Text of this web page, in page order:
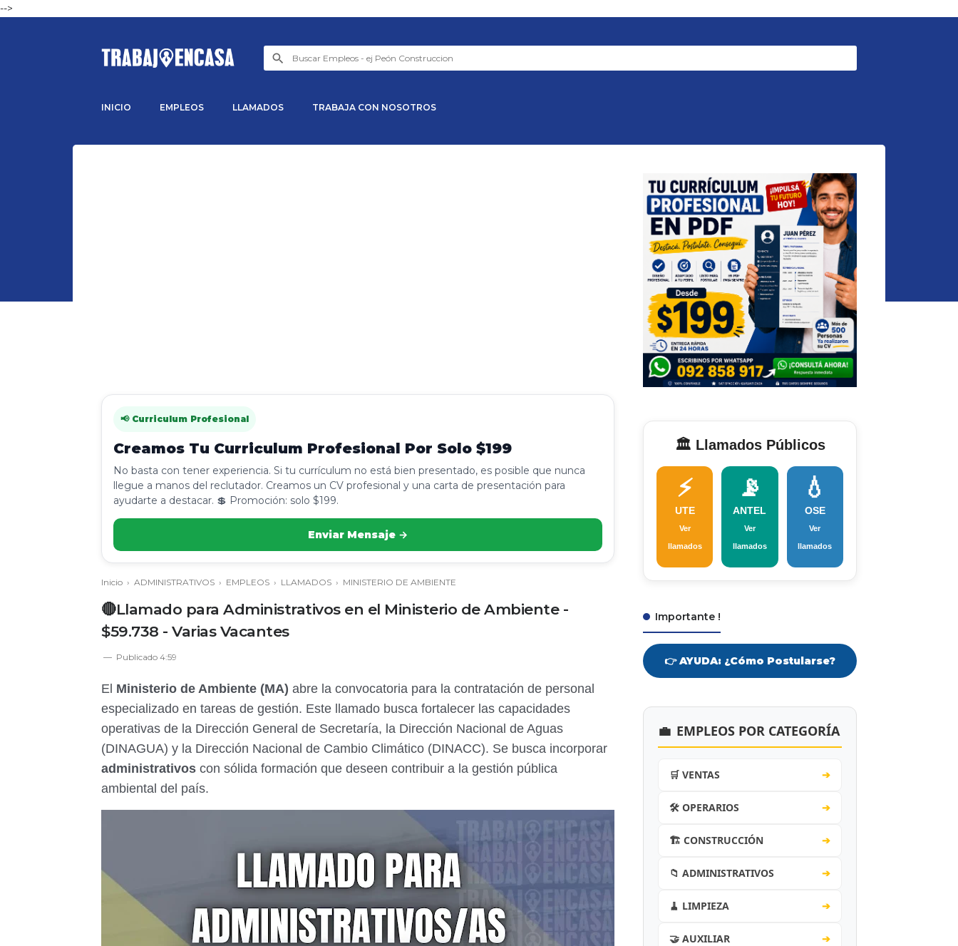
-->
INICIO EMPLEOS LLAMADOS TRABAJA CON NOSOTROS
📢 Curriculum Profesional
Creamos Tu Curriculum Profesional Por Solo $199
No basta con tener experiencia. Si tu currículum no está bien presentado, es posible que nunca
llegue a manos del reclutador. Creamos un CV profesional y una carta de presentación para
ayudarte a destacar. 💲 Promoción: solo $199.
Enviar Mensaje →
Inicio › ADMINISTRATIVOS › EMPLEOS › LLAMADOS › MINISTERIO DE AMBIENTE
🔴Llamado para Administrativos en el Ministerio de Ambiente -
$59.738 - Varias Vacantes
Publicado 4:59
El Ministerio de Ambiente (MA) abre la convocatoria para la contratación de personal
especializado en tareas de gestión. Este llamado busca fortalecer las capacidades
operativas de la Dirección General de Secretaría, la Dirección Nacional de Aguas
(DINAGUA) y la Dirección Nacional de Cambio Climático (DINACC). Se busca incorporar
administrativos con sólida formación que deseen contribuir a la gestión pública
ambiental del país.
🏛️ Llamados Públicos
⚡
UTE
Ver
llamados
📡
ANTEL
Ver
llamados
💧
OSE
Ver
llamados
Importante !
👉 AYUDA: ¿Cómo Postularse?
💼 EMPLEOS POR CATEGORÍA
🛒 VENTAS ➔
🛠️ OPERARIOS ➔
🏗️ CONSTRUCCIÓN ➔
📁 ADMINISTRATIVOS ➔
🧹 LIMPIEZA ➔
🤝 AUXILIAR ➔